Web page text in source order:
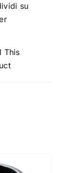
su
This